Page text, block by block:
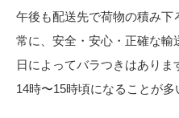
午後も配送先で荷物の積み下
常に、安全・安心・正確な輸
日によってバラつきはあり
14時〜15時頃になることが多